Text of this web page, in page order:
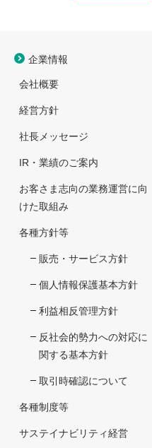
企業情報
会社概要
経営方針
社長メッセージ
IR・業績のご案内
お客さま志向の業務運営に向
けた取組み
各種方針等
販売・サービス方針
個人情報保護基本方針
利益相反管理方針
反社会的勢力への対応に
関する基本方針
取引時確認について
各種制度等
サステイナビリティ経営